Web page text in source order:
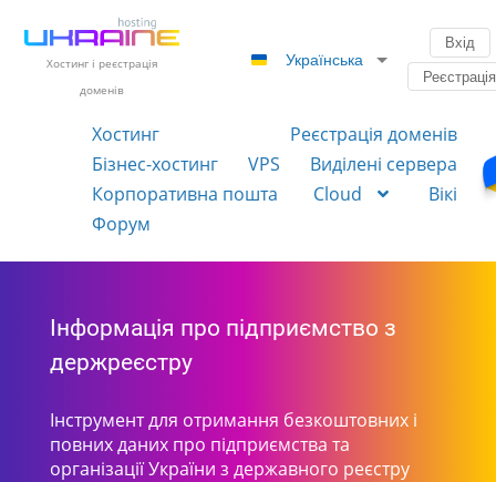
Хостинг і реєстрація
доменів
Українська
Вхід
Реєстрація
Хостинг
Реєстрація доменів
Бізнес-хостинг
VPS
Виділені сервера
Корпоративна пошта
Cloud
Вікі
Форум
Інформація про підприємство з
держреєстру
Інструмент для отримання безкоштовних і
повних даних про підприємства та
організації України з державного реєстру